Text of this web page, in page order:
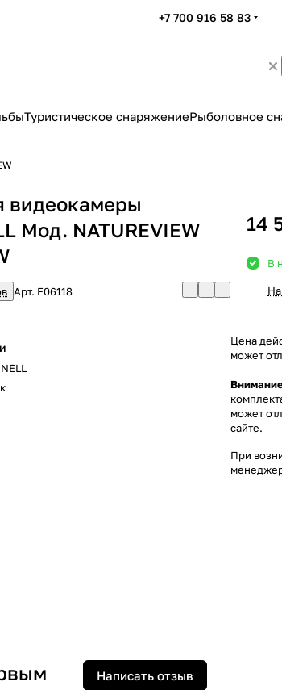
+7 700 916 58 83
Туристическое снаряжениеРыболовное
видеокамеры
Мод. NATUREVIEW
Арт. F06118
14
В
Цена
может
может
сайте.
При
Написать отзыв